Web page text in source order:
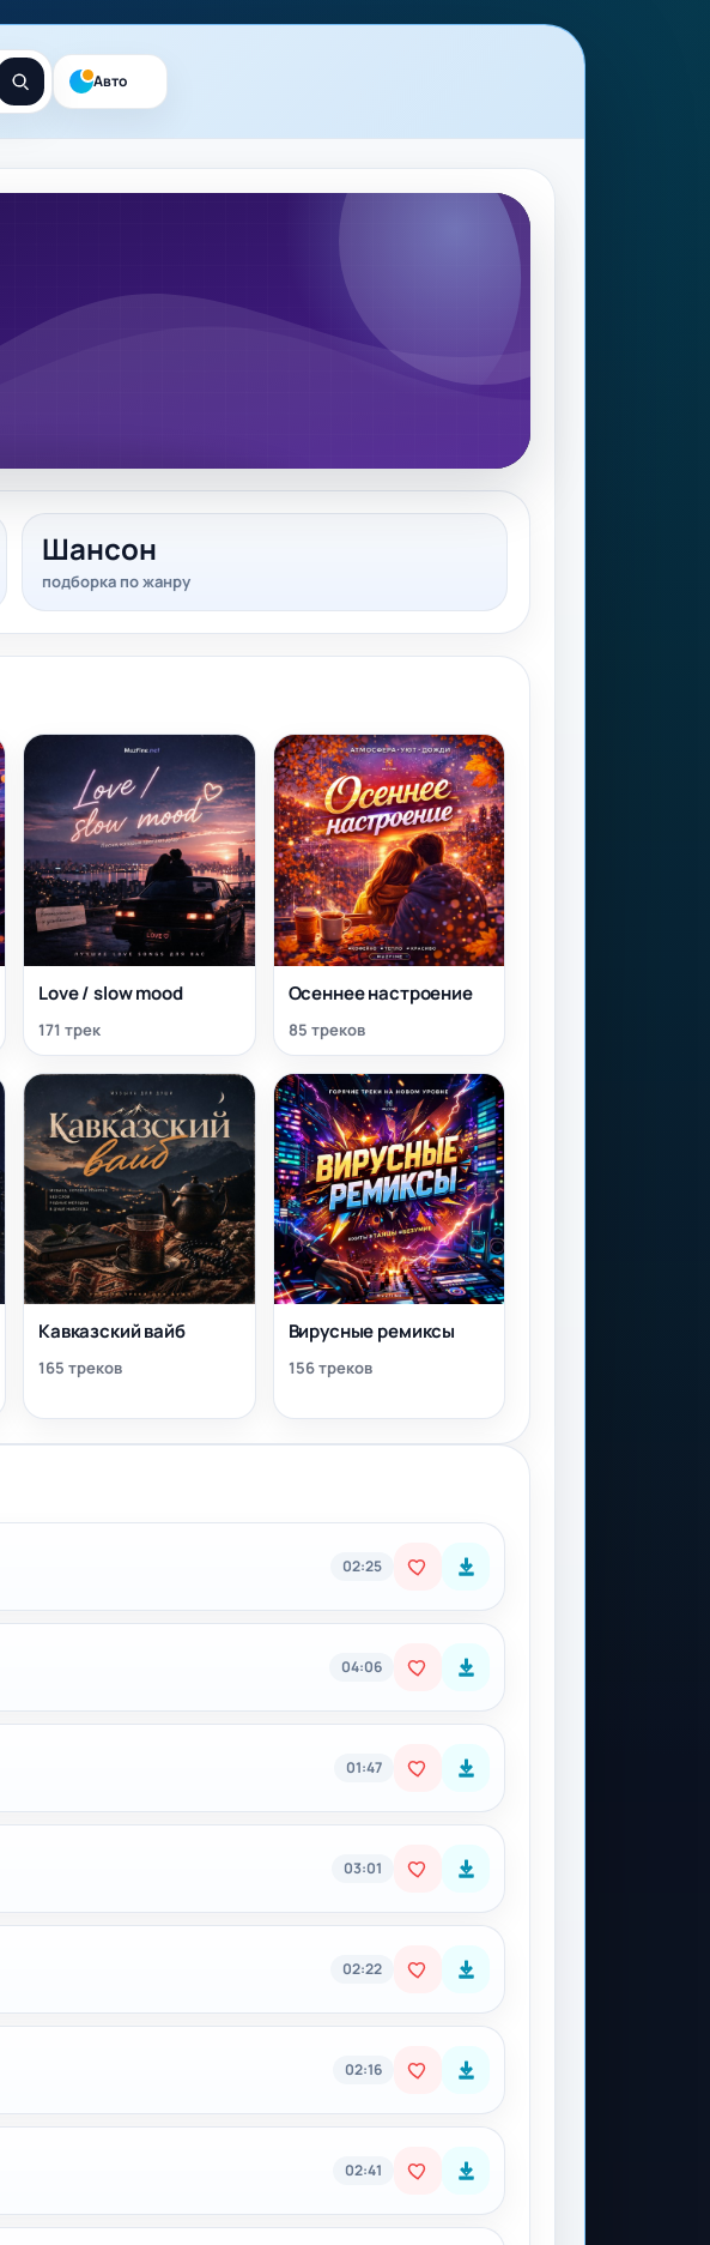
Авто
Шансон
подборка по жанру
Love / slow mood
171 трек
Осеннее настроение
85 треков
Кавказский вайб
165 треков
Вирусные ремиксы
156 треков
02:25
04:06
01:47
03:01
02:22
02:16
02:41